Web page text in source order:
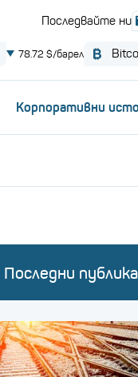
Корпоративни
Последни